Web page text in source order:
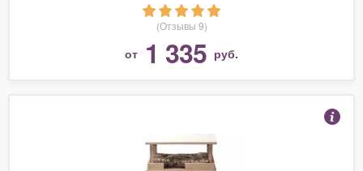
(Отзывы 9)
от 1 335 руб.